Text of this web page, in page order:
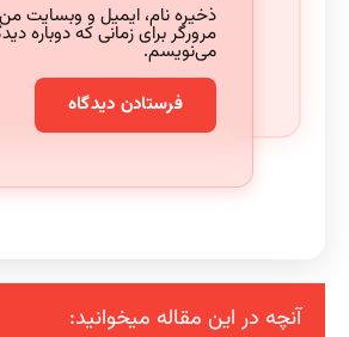
ذخیره نام، ایمیل و وبسایت من در
مرورگر برای زمانی که دوباره دیدگاهی
می‌نویسم.
آنچه در این مقاله میخوانید: